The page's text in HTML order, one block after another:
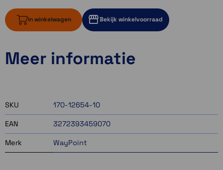
In winkelwagen Bekijk winkelvoorraad
Momenteel even niet op voorraad
Momenteel even niet op voorraad
Meer informatie
SKU 170-12654-10
EAN 3272393459070
Merk WayPoint